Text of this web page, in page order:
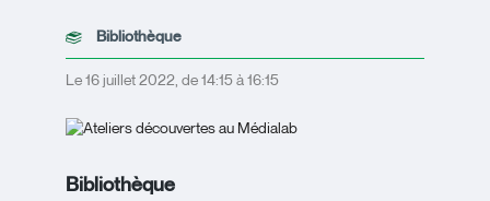
Bibliothèque
Le 16 juillet 2022, de 14:15 à 16:15
Bibliothèque